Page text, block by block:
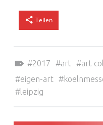
Teilen
2017
art art
eigen-art
leipzig